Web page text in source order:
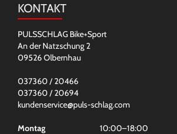
KONTAKT
PULSSCHLAG Bike+Sport
An der Natzschung 2
09526 Olbernhau
037360 / 20466
037360 / 20694
kundenservice@puls-schlag.com
Montag
10:00–18:00